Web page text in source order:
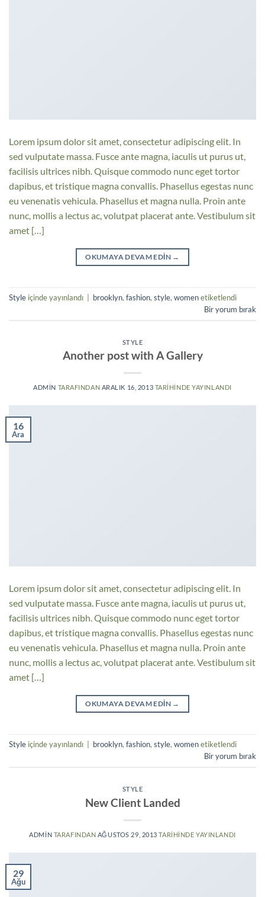
Lorem ipsum dolor sit amet, consectetur adipiscing elit. In
sed vulputate massa. Fusce ante magna, iaculis ut purus ut,
facilisis ultrices nibh. Quisque commodo nunc eget tortor
dapibus, et tristique magna convallis. Phasellus egestas nunc
eu venenatis vehicula. Phasellus et magna nulla. Proin ante
nunc, mollis a lectus ac, volutpat placerat ante. Vestibulum sit
amet […]
OKUMAYA DEVAM EDIN →
Style içinde yayınlandı brooklyn, fashion, style, womenetiketlendi
Bir yorum bırak
STYLE
Another post with A Gallery
ADMIN TARAFINDAN ARALIK 16, 2013 TARIHINDE YAYINLANDI
16
Ara
Lorem ipsum dolor sit amet, consectetur adipiscing elit. In
sed vulputate massa. Fusce ante magna, iaculis ut purus ut,
facilisis ultrices nibh. Quisque commodo nunc eget tortor
dapibus, et tristique magna convallis. Phasellus egestas nunc
eu venenatis vehicula. Phasellus et magna nulla. Proin ante
nunc, mollis a lectus ac, volutpat placerat ante. Vestibulum sit
amet […]
OKUMAYA DEVAM EDIN →
Style içinde yayınlandı brooklyn,fashion,style,womenetiketlendi
Bir yorum bırak
STYLE
New Client Landed
ADMIN TARAFINDAN AĞUSTOS 29, 2013 TARIHINDE YAYINLANDI
29
Ağu